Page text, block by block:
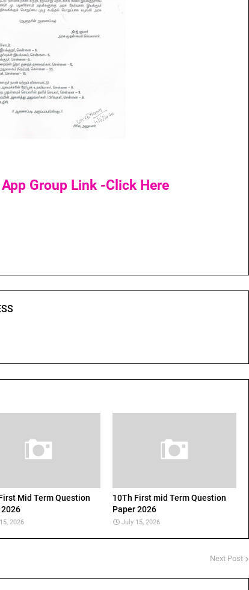
Group Link -Click Here
Mid Term Question
2026
2026
10Th First mid Term Question
Paper 2026
July 15, 2026
Next Post